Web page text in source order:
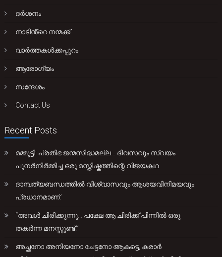
ദർശനം
നാടിൻ്റെ നന്മക്ക്
വാർത്തകൾക്കപ്പുറം
ആരോഗ്യം
സന്ദേശം
Contact Us
Recent Posts
മമ്മൂട്ടി: പ്രതിഭ ജന്മസിദ്ധമല്ല… ദിവസവും സ്വയം
പുനർനിർമ്മിച്ച ഒരു മസ്തിഷ്കത്തിന്റെ വിജയകഥ
ദാമ്പത്യബന്ധത്തിൽ വിശ്വാസവും ആശയവിനിമയവും
പ്രധാനമാണ്.
“അവൾ ചിരിക്കുന്നു… പക്ഷേ ആ ചിരിക്ക് പിന്നിൽ ഒരു
തകർന്ന മനസ്സുണ്ട്.”
അച്ഛനോ അനിയനോ ചേട്ടനോ ആകട്ടെ, കരാർ